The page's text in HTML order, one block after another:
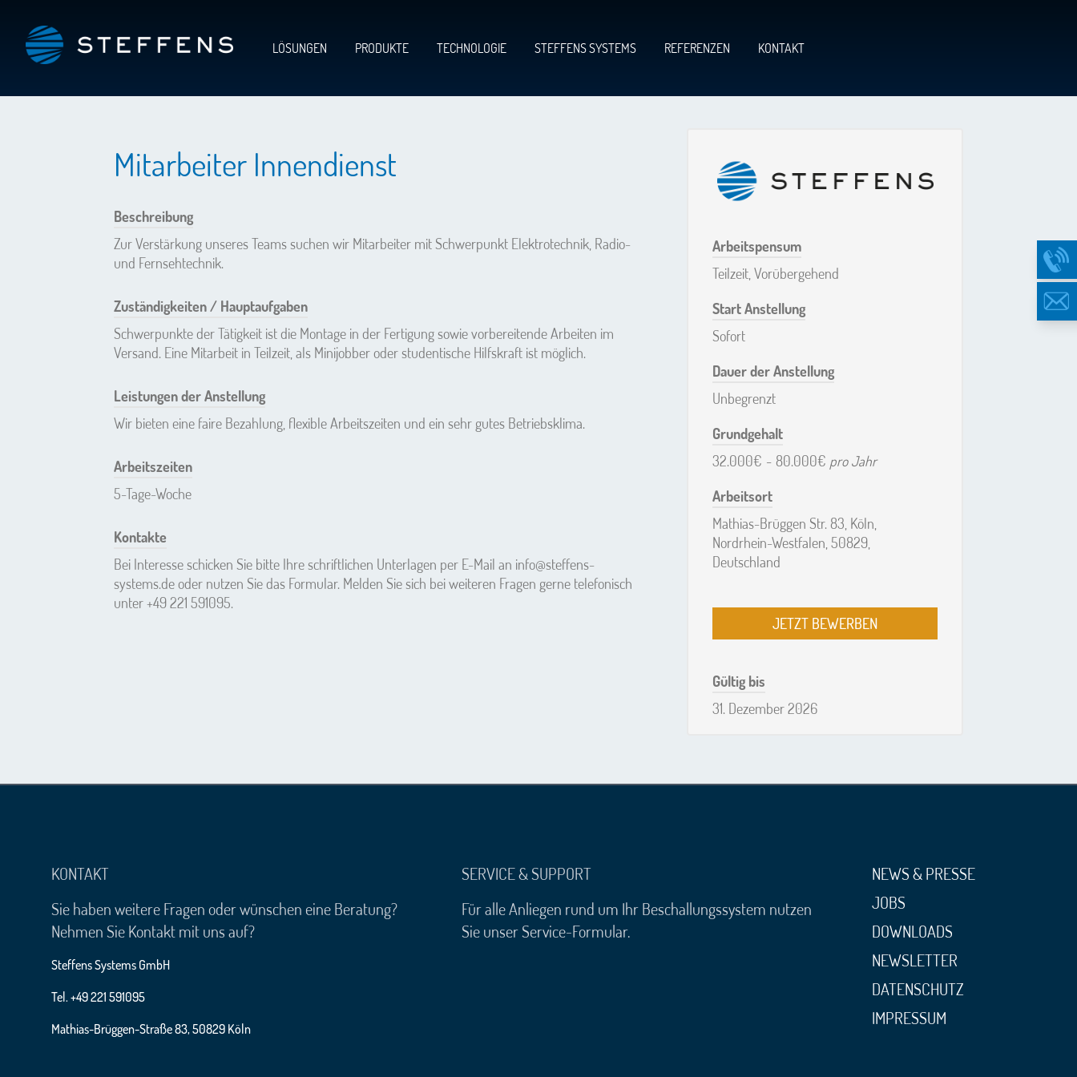
LÖSUNGEN PRODUKTE TECHNOLOGIE STEFFENS SYSTEMS REFERENZEN KONTAKT
Mitarbeiter Innendienst
Beschreibung
Zur Verstärkung unseres Teams suchen wir Mitarbeiter mit Schwerpunkt Elektrotechnik, Radio-
und Fernsehtechnik.
Zuständigkeiten / Hauptaufgaben
Schwerpunkte der Tätigkeit ist die Montage in der Fertigung sowie vorbereitende Arbeiten im
Versand. Eine Mitarbeit in Teilzeit, als Minijobber oder studentische Hilfskraft ist möglich.
Leistungen der Anstellung
Wir bieten eine faire Bezahlung, flexible Arbeitszeiten und ein sehr gutes Betriebsklima.
Arbeitszeiten
5-Tage-Woche
Kontakte
Bei Interesse schicken Sie bitte Ihre schriftlichen Unterlagen per E-Mail an info@steffens-
systems.deoder nutzen Sie das Formular. Melden Sie sich bei weiteren Fragen gerne telefonisch
unter+49 221 591095.
Arbeitspensum
Teilzeit, Vorübergehend
Start Anstellung
Sofort
Dauer der Anstellung
Unbegrenzt
Grundgehalt
32.000€ - 80.000€ pro Jahr
Arbeitsort
Mathias-Brüggen Str. 83, Köln,
Nordrhein-Westfalen, 50829,
Deutschland
JETZT BEWERBEN
Gültig bis
31. Dezember 2026
KONTAKT
Sie haben weitere Fragen oder wünschen eine Beratung?
Nehmen Sie Kontakt mit uns auf?
Steffens Systems GmbH
Tel. +49 221 591095
Mathias-Brüggen-Straße 83, 50829 Köln
SERVICE & SUPPORT
Für alle Anliegen rund um Ihr Beschallungssystem nutzen
Sie unser Service-Formular.
NEWS & PRESSE
JOBS
DOWNLOADS
NEWSLETTER
DATENSCHUTZ
IMPRESSUM